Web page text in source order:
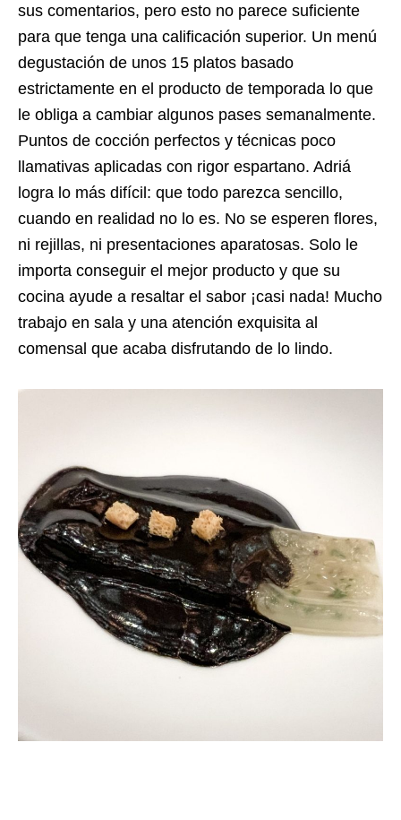
sus comentarios, pero esto no parece suficiente
para que tenga una calificación superior. Un menú
degustación de unos 15 platos basado
estrictamente en el producto de temporada lo que
le obliga a cambiar algunos pases semanalmente.
Puntos de cocción perfectos y técnicas poco
llamativas aplicadas con rigor espartano. Adriá
logra lo más difícil: que todo parezca sencillo,
cuando en realidad no lo es. No se esperen flores,
ni rejillas, ni presentaciones aparatosas. Solo le
importa conseguir el mejor producto y que su
cocina ayude a resaltar el sabor ¡casi nada! Mucho
trabajo en sala y una atención exquisita al
comensal que acaba disfrutando de lo lindo.